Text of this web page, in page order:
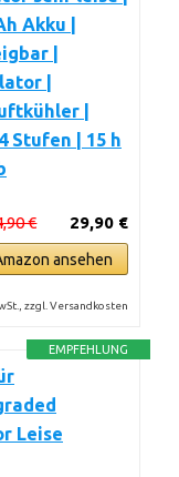
Akku |
|
|
|
Stufen | 15 h
29,90 €
€
ansehen
zzgl. Versandkosten
EMPFEHLUNG
Leise